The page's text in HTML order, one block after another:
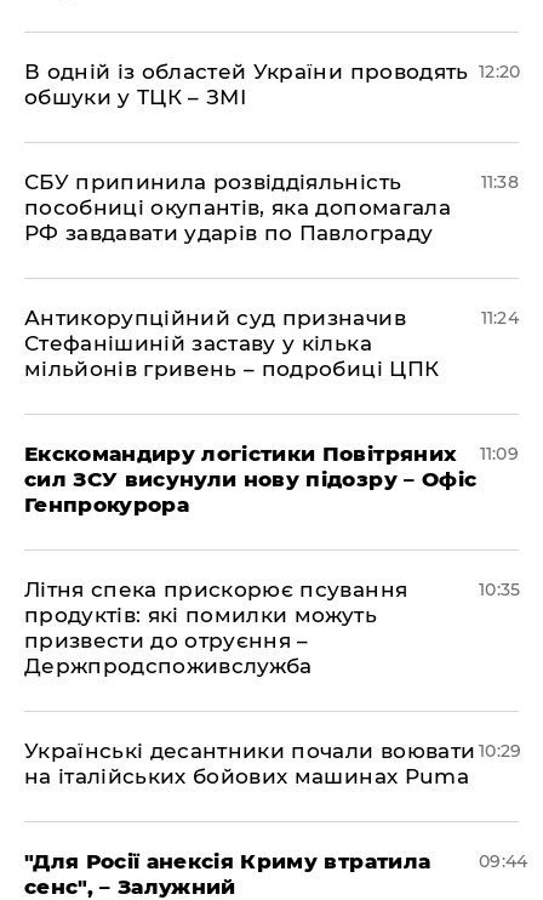
В одній із областей України проводять
обшуки у ТЦК – ЗМІ
12:20
СБУ припинила розвіддіяльність
пособниці окупантів, яка допомагала
РФ завдавати ударів по Павлограду
11:38
Антикорупційний суд призначив
Стефанішиній заставу у кілька
мільйонів гривень – подробиці ЦПК
11:24
Екскомандиру логістики Повітряних
сил ЗСУ висунули нову підозру – Офіс
Генпрокурора
11:09
Літня спека прискорює псування
продуктів: які помилки можуть
призвести до отруєння –
Держпродспоживслужба
10:35
Українські десантники почали воювати
на італійських бойових машинах Puma
10:29
"Для Росії анексія Криму втратила
сенс", – Залужний
09:44